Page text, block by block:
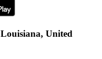
Louisiana, United